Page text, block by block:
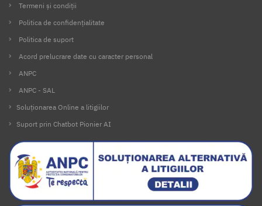
Termeni și condiții
Politica de confidențialitate
Politica de suport
Acord prelucrare date cu caracter personal
ANPC
ANPC - SAL
Soluționarea Online a litigiilor
Suport prin Chatbot Pionier AI